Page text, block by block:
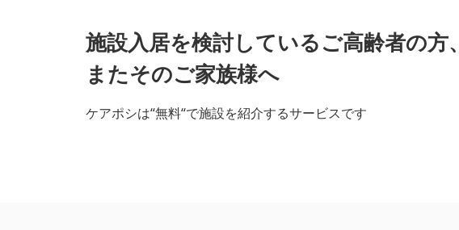
施設入居を検討しているご高齢者の方、
またそのご家族様へ
ケアポシは“無料“で施設を紹介するサービスです